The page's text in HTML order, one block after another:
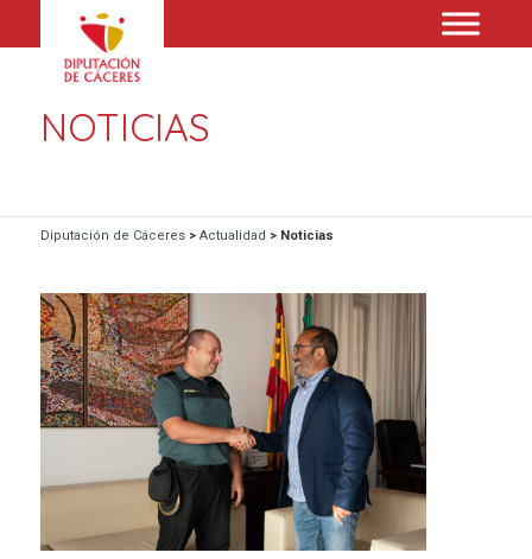
NOTICIAS
Diputación de Cáceres> Actualidad > Noticias